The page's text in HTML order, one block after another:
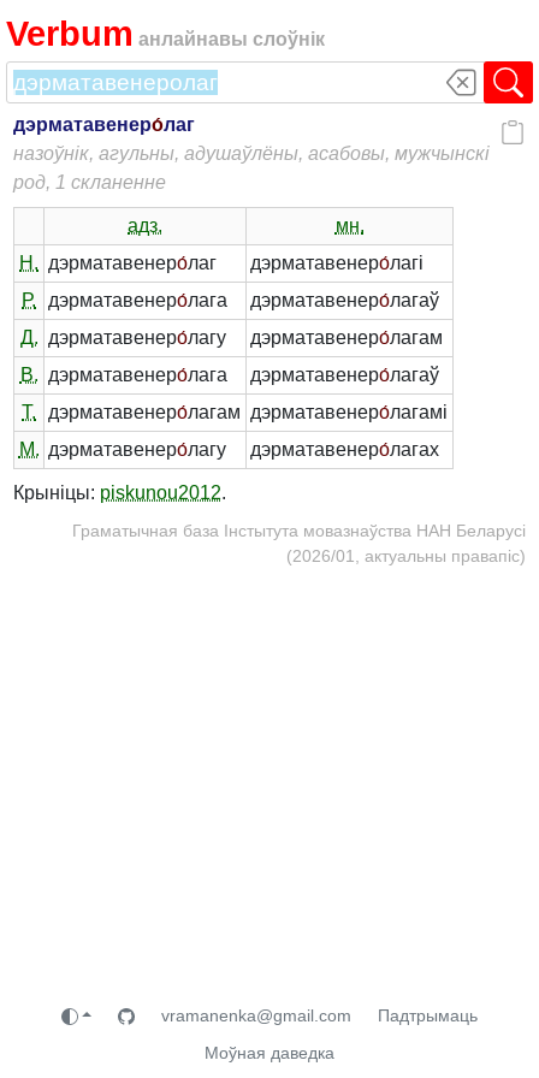
Verbum анлайнавы слоўнік
дэрматавенеро́лаг
назоўнік, агульны, адушаўлёны, асабовы, мужчынскі
род, 1 скланенне
адз.
мн.
Н. дэрматавенеро́лаг дэрматавенеро́лагі
Р.
дэрматавенеро́лага дэрматавенеро́лагаў
Д. дэрматавенеро́лагу дэрматавенеро́лагам
В. дэрматавенеро́лага дэрматавенеро́лагаў
Т.
дэрматавенеро́лагам дэрматавенеро́лагамі
М. дэрматавенеро́лагу дэрматавенеро́лагах
Крыніцы: piskunou2012.
Граматычная база Інстытута мовазнаўства НАН Беларусі
(2026/01, актуальны правапіс)
vramanenka@gmail.com
Падтрымаць
Моўная даведка